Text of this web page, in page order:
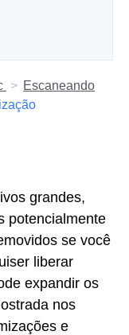
Escaneando
grandes,
potencialmente
se você
liberar
expandir os
nos
e